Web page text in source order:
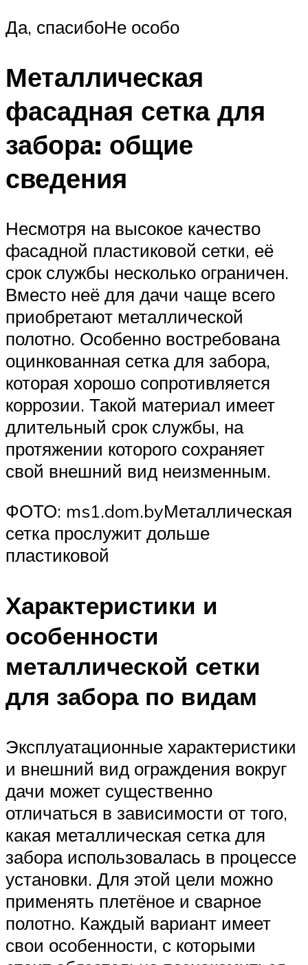
Да, спасибоНе особо
Металлическая
фасадная сетка для
забора: общие
сведения
Несмотря на высокое качество
фасадной пластиковой сетки, её
срок службы несколько ограничен.
Вместо неё для дачи чаще всего
приобретают металлической
полотно. Особенно востребована
оцинкованная сетка для забора,
которая хорошо сопротивляется
коррозии. Такой материал имеет
длительный срок службы, на
протяжении которого сохраняет
свой внешний вид неизменным.
ФОТО: ms1.dom.byМеталлическая
сетка прослужит дольше
пластиковой
Характеристики и
особенности
металлической сетки
для забора по видам
Эксплуатационные характеристики
и внешний вид ограждения вокруг
дачи может существенно
отличаться в зависимости от того,
какая металлическая сетка для
забора использовалась в процессе
установки. Для этой цели можно
применять плетёное и сварное
полотно. Каждый вариант имеет
свои особенности, с которыми